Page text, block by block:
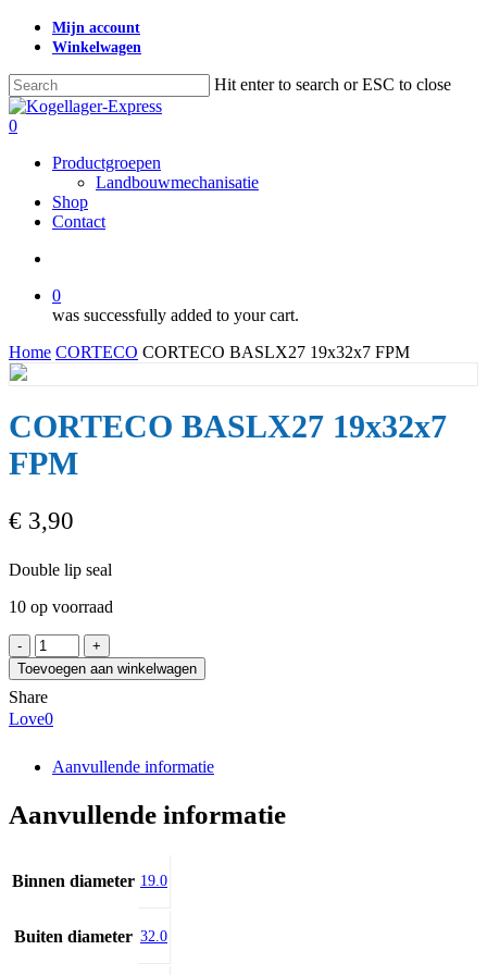
Skip
content
Mijn account
Winkelwagen
Hit enter to search or ESC to close
Close
Search
search
0
Productgroepen
Landbouwmechanisatie
Shop
Contact
0
was successfully added to your cart.
Home CORTECO CORTECO BASLX27 19x32x7 FPM
CORTECO BASLX27 19x32x7
FPM
€ 3,90
Double lip seal
10 op voorraad
CORTECO
BASLX27
19x32x7
FPM
aantal
Toevoegen aan winkelwagen
Share
Love0
Aanvullende informatie
Aanvullende informatie
Binnen diameter 19.0
Buiten diameter 32.0